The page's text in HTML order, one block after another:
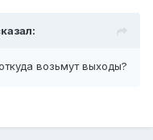
возьмут выходы?